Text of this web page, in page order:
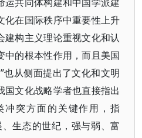
化在国际秩序中重要性上升
建构主义理论重视文化和认
中的根本性作用，而且美国
也从侧面提出了文化和文明
国文化战略学者也直接指出
冲突方面的关键作用，指
生态的世纪，强与弱、富